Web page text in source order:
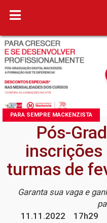
PARA SEMPRE MACKENZISTA
Pós-
turmas de
Garanta sua vaga e
11.11.2022
17h29